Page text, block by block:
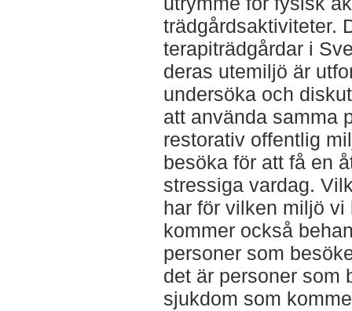
trädgårdsaktiviteter.
terapiträdgårdar i
deras utemiljö är
undersöka och
att använda samma
restorativ offentlig
besöka för att få en
stressiga vardag.
har för vilken miljö
kommer också
personer som
det är personer som
sjukdom som